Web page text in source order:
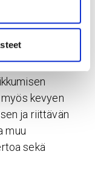
askel
kevyen
ja riittävän
muu
sekä